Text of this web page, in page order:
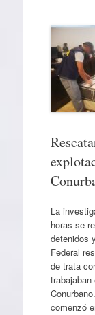
La
horas se
detenidos
Federal
de trata
comenzó